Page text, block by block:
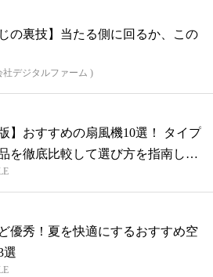
じの裏技】当たる側に回るか、この
社デジタルファーム )
版】おすすめの扇風機10選！ タイプ
を徹底比較して選び方を指南し
優秀！夏を快適にするおすすめ空
選